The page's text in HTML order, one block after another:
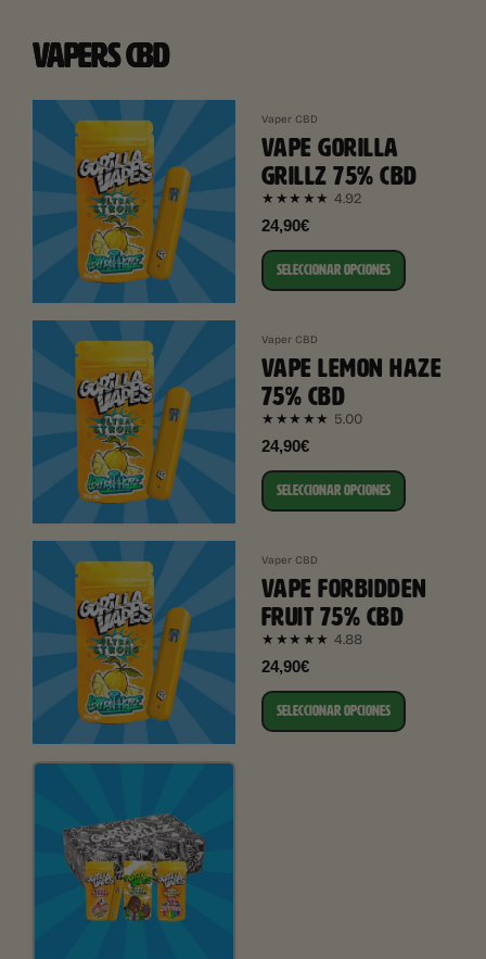
VAPERS CBD
Vaper CBD
VAPE GORILLA
GRILLZ 75% CBD
★★★★★ 4.92
24,90€
SELECCIONAR OPCIONES
Vaper CBD
VAPE LEMON HAZE
75% CBD
★★★★★ 5.00
24,90€
SELECCIONAR OPCIONES
Vaper CBD
VAPE FORBIDDEN
FRUIT 75% CBD
★★★★★ 4.88
24,90€
SELECCIONAR OPCIONES